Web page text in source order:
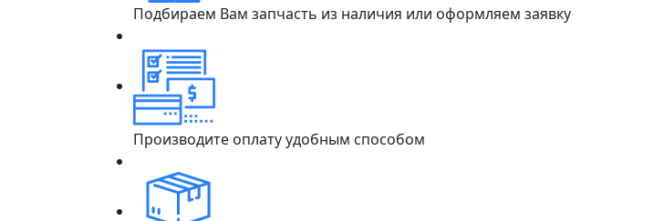
Подбираем Вам запчасть из наличия или оформляем заявку
Производите оплату удобным способом